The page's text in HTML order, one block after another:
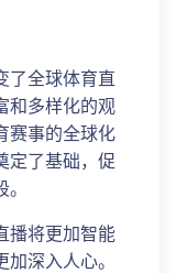
了全球体育直
和多样化的观
赛事的全球化
定了基础，促
播将更加智能
深入人心。